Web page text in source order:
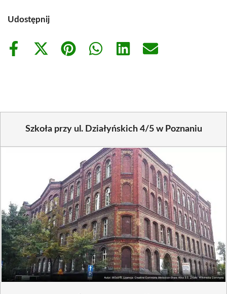
Udostępnij
Share
Share
Share
Share
Share
Share
Szkoła przy ul. Działyńskich 4/5 w Poznaniu